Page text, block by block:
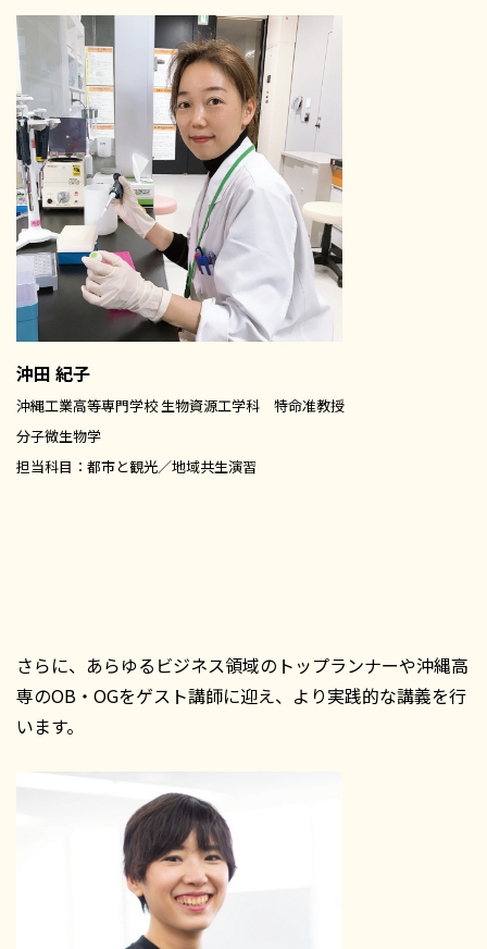
沖田 紀子
沖縄工業高等専門学校 生物資源工学科 特命准教授
分子微生物学
担当科目：都市と観光／地域共生演習
さらに、あらゆるビジネス領域のトップランナーや沖縄高
専のOB・OGをゲスト講師に迎え、より実践的な講義を行
います。